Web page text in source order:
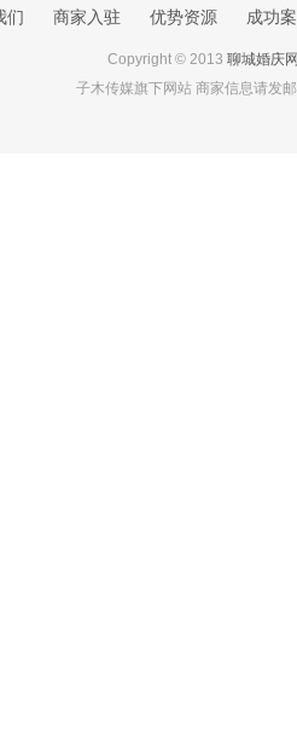
们 商家入驻 优势资源 成功
Copyright © 2013 聊城婚庆
子木传媒旗下网站 商家信息请发